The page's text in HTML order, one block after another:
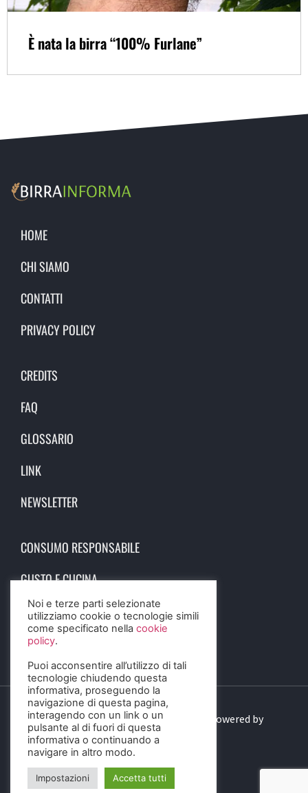
È nata la birra “100% Furlane”
HOME
CHI SIAMO
CONTATTI
PRIVACY POLICY
CREDITS
FAQ
GLOSSARIO
LINK
NEWSLETTER
CONSUMO RESPONSABILE
GUSTO E CUCINA
SCIENZA E SALUTE
STORIA E CULTURA
© 2023 Birra Informa. All Rights Reserved. Powered by
DIGITALSENSE
Noi e terze parti selezionate
utilizziamo cookie o tecnologie simili
come specificato nella cookie
policy.
Puoi acconsentire all’utilizzo di tali
tecnologie chiudendo questa
informativa, proseguendo la
navigazione di questa pagina,
interagendo con un link o un
pulsante al di fuori di questa
informativa o continuando a
navigare in altro modo.
Impostazioni Accetta tutti